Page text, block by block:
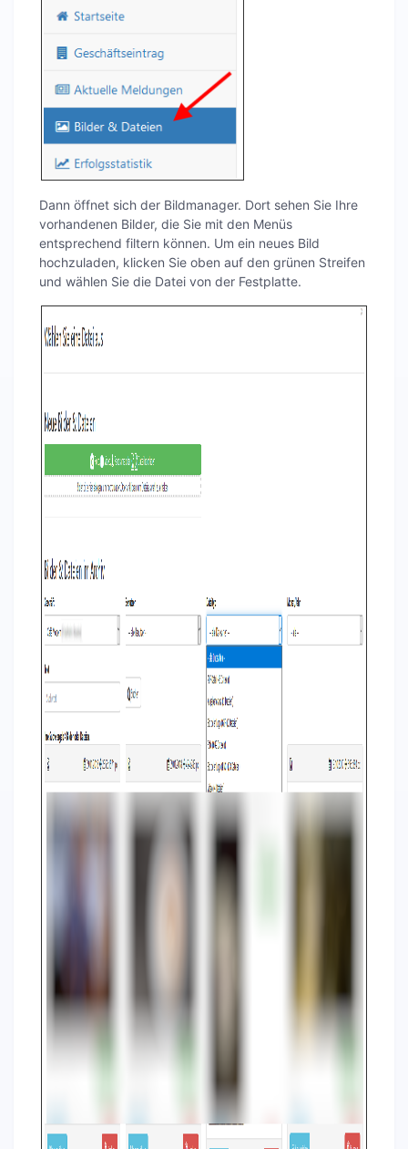
Dann öffnet sich der Bildmanager. Dort sehen Sie Ihre
vorhandenen Bilder, die Sie mit den Menüs
entsprechend filtern können. Um ein neues Bild
hochzuladen, klicken Sie oben auf den grünen Streifen
und wählen Sie die Datei von der Festplatte.